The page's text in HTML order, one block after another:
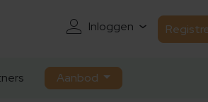
Inloggen
Aanbod